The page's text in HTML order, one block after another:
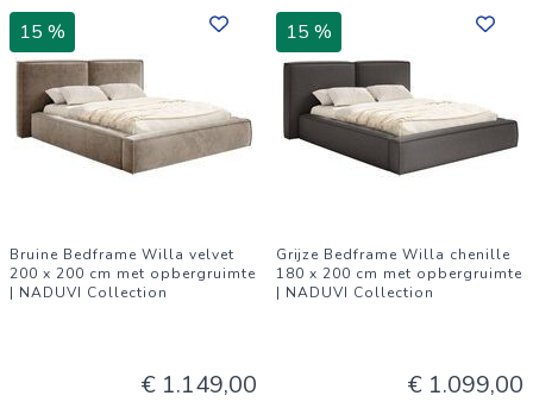
15 %
Bruine Bedframe Willa velvet
200 x 200 cm met opbergruimte
| NADUVI Collection
€ 1.149,00
15 %
Grijze Bedframe Willa chenille
180 x 200 cm met opbergruimte
| NADUVI Collection
€ 1.099,00